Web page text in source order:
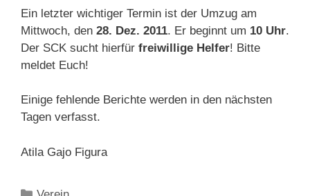
Ein letzter wichtiger Termin ist der Umzug am
Mittwoch, den 28. Dez. 2011. Er beginnt um 10 Uhr.
Der SCK sucht hierfür freiwillige Helfer! Bitte
meldet Euch!
Einige fehlende Berichte werden in den nächsten
Tagen verfasst.
Atila Gajo Figura
Kategorien